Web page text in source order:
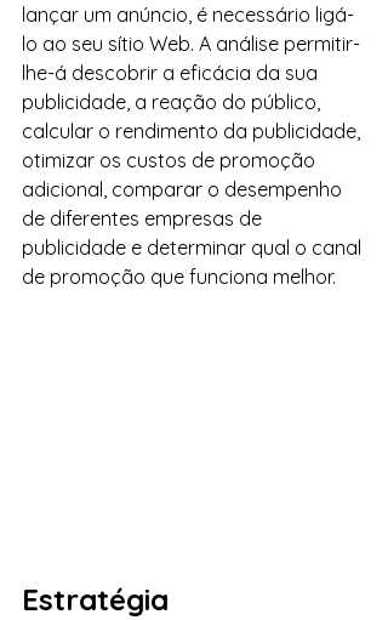
lançar um anúncio, é necessário ligá-
lo ao seu sítio Web. A análise permitir-
lhe-á descobrir a eficácia da sua
publicidade, a reação do público,
calcular o rendimento da publicidade,
otimizar os custos de promoção
adicional, comparar o desempenho
de diferentes empresas de
publicidade e determinar qual o canal
de promoção que funciona melhor.
Estratégia